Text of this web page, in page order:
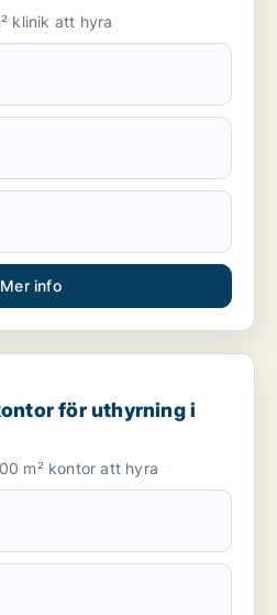
klinik att hyra
Mer info
uthyrning i Västra Götaland
för uthyrning i
m² kontor att hyra